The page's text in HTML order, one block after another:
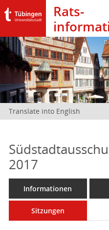
Rats­
Translate into English
2017
Informationen
Sitzungen